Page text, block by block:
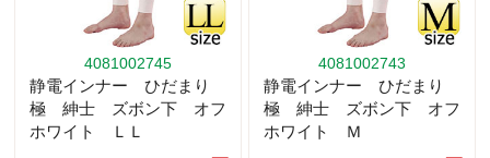
4081002745
静電インナー ひだまり
極 紳士 ズボン下 オフ
ホワイト ＬＬ
4081002743
静電インナー ひだまり
極 紳士 ズボン下 オフ
ホワイト Ｍ